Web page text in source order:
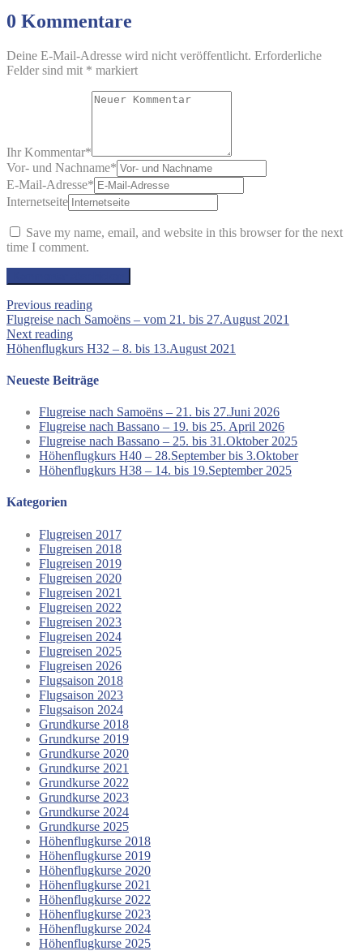
0 Kommentare
Deine E-Mail-Adresse wird nicht veröffentlicht. Erforderliche
Felder sind mit * markiert
Ihr Kommentar*
Vor- und Nachname*
E-Mail-Adresse*
Internetseite
Save my name, email, and website in this browser for the next
time I comment.
Previous reading
Flugreise nach Samoëns – vom 21. bis 27.August 2021
Next reading
Höhenflugkurs H32 – 8. bis 13.August 2021
Neueste Beiträge
Flugreise nach Samoëns – 21. bis 27.Juni 2026
Flugreise nach Bassano – 19. bis 25. April 2026
Flugreise nach Bassano – 25. bis 31.Oktober 2025
Höhenflugkurs H40 – 28.September bis 3.Oktober
Höhenflugkurs H38 – 14. bis 19.September 2025
Kategorien
Flugreisen 2017
Flugreisen 2018
Flugreisen 2019
Flugreisen 2020
Flugreisen 2021
Flugreisen 2022
Flugreisen 2023
Flugreisen 2024
Flugreisen 2025
Flugreisen 2026
Flugsaison 2018
Flugsaison 2023
Flugsaison 2024
Grundkurse 2018
Grundkurse 2019
Grundkurse 2020
Grundkurse 2021
Grundkurse 2022
Grundkurse 2023
Grundkurse 2024
Grundkurse 2025
Höhenflugkurse 2018
Höhenflugkurse 2019
Höhenflugkurse 2020
Höhenflugkurse 2021
Höhenflugkurse 2022
Höhenflugkurse 2023
Höhenflugkurse 2024
Höhenflugkurse 2025